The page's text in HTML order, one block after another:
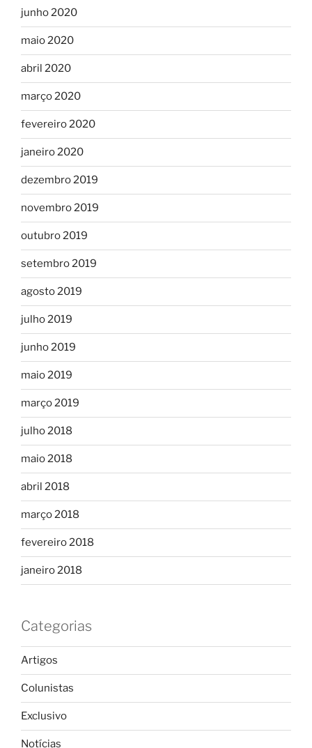
junho 2020
maio 2020
abril 2020
março 2020
fevereiro 2020
janeiro 2020
dezembro 2019
novembro 2019
outubro 2019
setembro 2019
agosto 2019
julho 2019
junho 2019
maio 2019
março 2019
julho 2018
maio 2018
abril 2018
março 2018
fevereiro 2018
janeiro 2018
Categorias
Artigos
Colunistas
Exclusivo
Notícias